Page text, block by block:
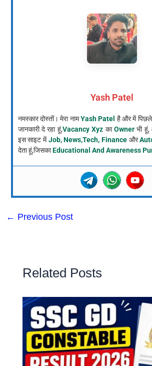
Yash Patel
नमस्कार दोस्तों। मेरा नामYash Patel है और में
जानकारी दे रहा हूं,Vacancy Xyz काOwnerभी
इस साइट मेंJob, News,Tech, Finance और
देता हूं,जिसकाEducational And Awareness
← Previous Post
Related Posts